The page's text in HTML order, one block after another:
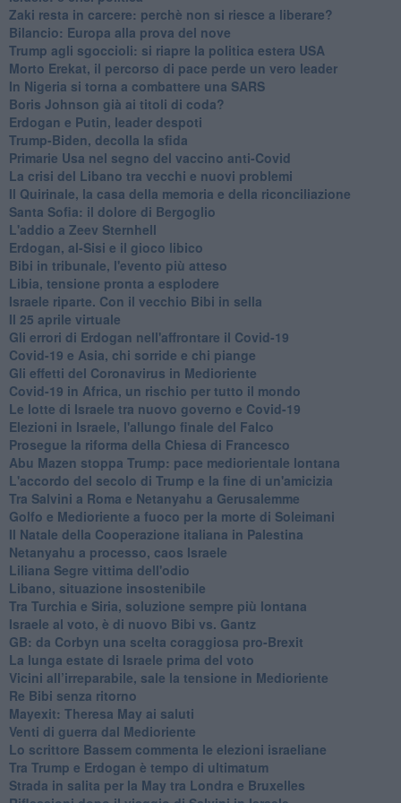
Zaki resta in carcere: perchè non si riesce a liberare?
Bilancio: Europa alla prova del nove
Trump agli sgoccioli: si riapre la politica estera USA
Morto Erekat, il percorso di pace perde un vero leader
In Nigeria si torna a combattere una SARS
Boris Johnson già ai titoli di coda?
Erdogan e Putin, leader despoti
Trump-Biden, decolla la sfida
Primarie Usa nel segno del vaccino anti-Covid
La crisi del Libano tra vecchi e nuovi problemi
Il Quirinale, la casa della memoria e della riconciliazione
Santa Sofia: il dolore di Bergoglio
L'addio a ​Zeev Sternhell
Erdogan, al-Sisi e il gioco libico
Bibi in tribunale, l'evento più atteso
Libia, tensione pronta a esplodere
Israele riparte. Con il vecchio Bibi in sella
Il 25 aprile virtuale
Gli errori di Erdogan nell'affrontare il Covid-19
Covid-19 e Asia, chi sorride e chi piange
Gli effetti del Coronavirus in Medioriente
Covid-19 in Africa, un rischio per tutto il mondo
Le lotte di Israele tra nuovo governo e Covid-19
Elezioni in Israele, l'allungo finale del Falco
Prosegue la riforma della Chiesa di Francesco
Abu Mazen stoppa Trump: pace mediorientale lontana
L'accordo del secolo di Trump e la fine di un'amicizia
Tra Salvini a Roma e Netanyahu a Gerusalemme
Golfo e Medioriente a fuoco per la morte di Soleimani
Il Natale della Cooperazione italiana in Palestina
Netanyahu a processo, caos Israele
Liliana Segre vittima dell'odio
Libano, situazione insostenibile
Tra Turchia e Siria, soluzione sempre più lontana
Israele al voto, è di nuovo Bibi vs. Gantz
GB: da Corbyn una scelta coraggiosa pro-Brexit
La lunga estate di Israele prima del voto
Vicini all’irreparabile, sale la tensione in Medioriente
Re Bibi senza ritorno
Mayexit: Theresa May ai saluti
Venti di guerra dal Medioriente
Lo scrittore Bassem commenta le elezioni israeliane
Tra Trump e Erdogan è tempo di ultimatum
Strada in salita per la May tra Londra e Bruxelles